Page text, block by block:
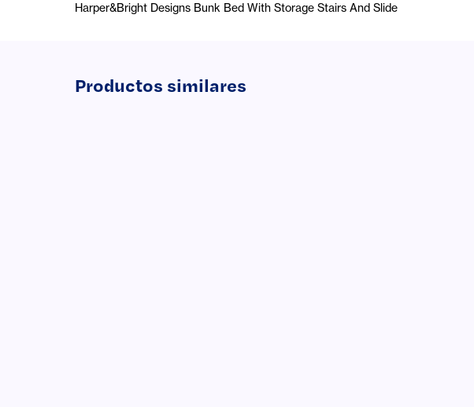
Harper&Bright Designs Bunk Bed With Storage Stairs And Slide
Productos similares